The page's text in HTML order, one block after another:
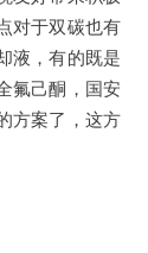
对于双碳也有
液，有的既是
氟己酮，国安
方案了，这方